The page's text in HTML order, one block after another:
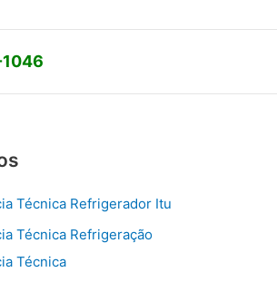
1046
Técnica Refrigerador Itu
Técnica Refrigeração
Técnica